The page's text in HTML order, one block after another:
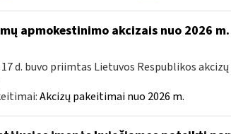
apmokestinimo akcizais nuo 2026
d. buvo priimtas Lietuvos Respublikos
Akcizų pakeitimai nuo 2026 m.